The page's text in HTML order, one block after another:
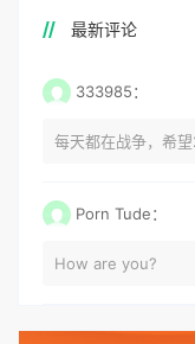
最新评论
333985：
每天都在战争，希
Porn Tude：
How are you?